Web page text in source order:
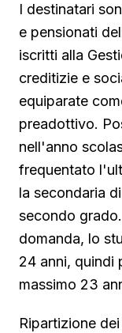
I destinatari
e pensionati
iscritti alla
creditizie e
equiparate
preadottivo.
nell'anno
frequentato
la secondaria
secondo
domanda, lo
24 anni, quindi
massimo 23
Ripartizione